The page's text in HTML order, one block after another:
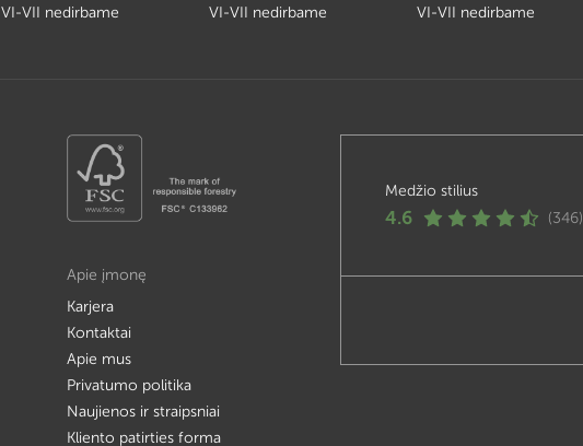
VI-VII nedirbame
VI-VII nedirbame
VI-VII nedirbame
Apie įmonę
Karjera
Kontaktai
Apie mus
Privatumo politika
Naujienos ir straipsniai
Kliento patirties forma
Medžio stilius
4.6 (346)